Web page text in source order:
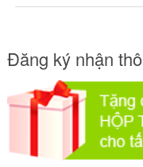
Đăng ký nhận